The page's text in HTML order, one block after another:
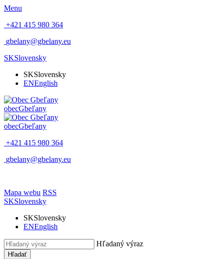
Menu
+421 415 980 364
gbelany@gbelany.eu
SKSlovensky
SKSlovensky
ENEnglish
obecGbeľany
obecGbeľany
+421 415 980 364
gbelany@gbelany.eu
Mapa webu RSS
SKSlovensky
SKSlovensky
ENEnglish
Hľadaný výraz
Hľadať